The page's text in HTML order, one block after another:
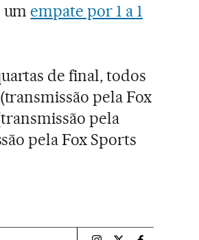
um empate por 1 a 1
de final, todos
pela Fox
pela
pela Fox Sports